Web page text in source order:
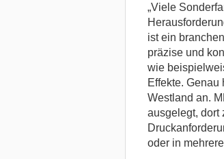
„Viele
ist ein
präzise und
wie
Effekte.
Westland an.
ausgelegt, dort
oder in